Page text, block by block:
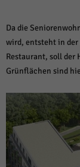
Da die
wird, entsteht in der
Restaurant, soll der
Grünflächen sind